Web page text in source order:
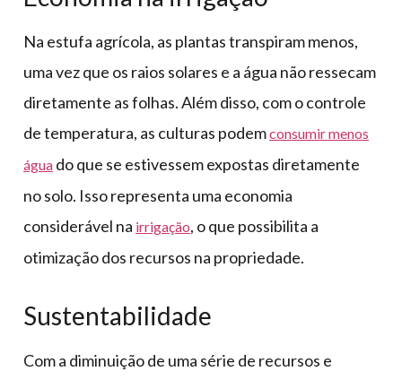
Na estufa agrícola, as plantas transpiram menos,
uma vez que os raios solares e a água não ressecam
diretamente as folhas. Além disso, com o controle
de temperatura, as culturas podemconsumir menos
água do que se estivessem expostas diretamente
no solo. Isso representa uma economia
considerável na irrigação, o que possibilita a
otimização dos recursos na propriedade.
Sustentabilidade
Com a diminuição de uma série de recursos e